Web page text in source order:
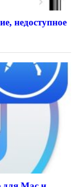
недоступное